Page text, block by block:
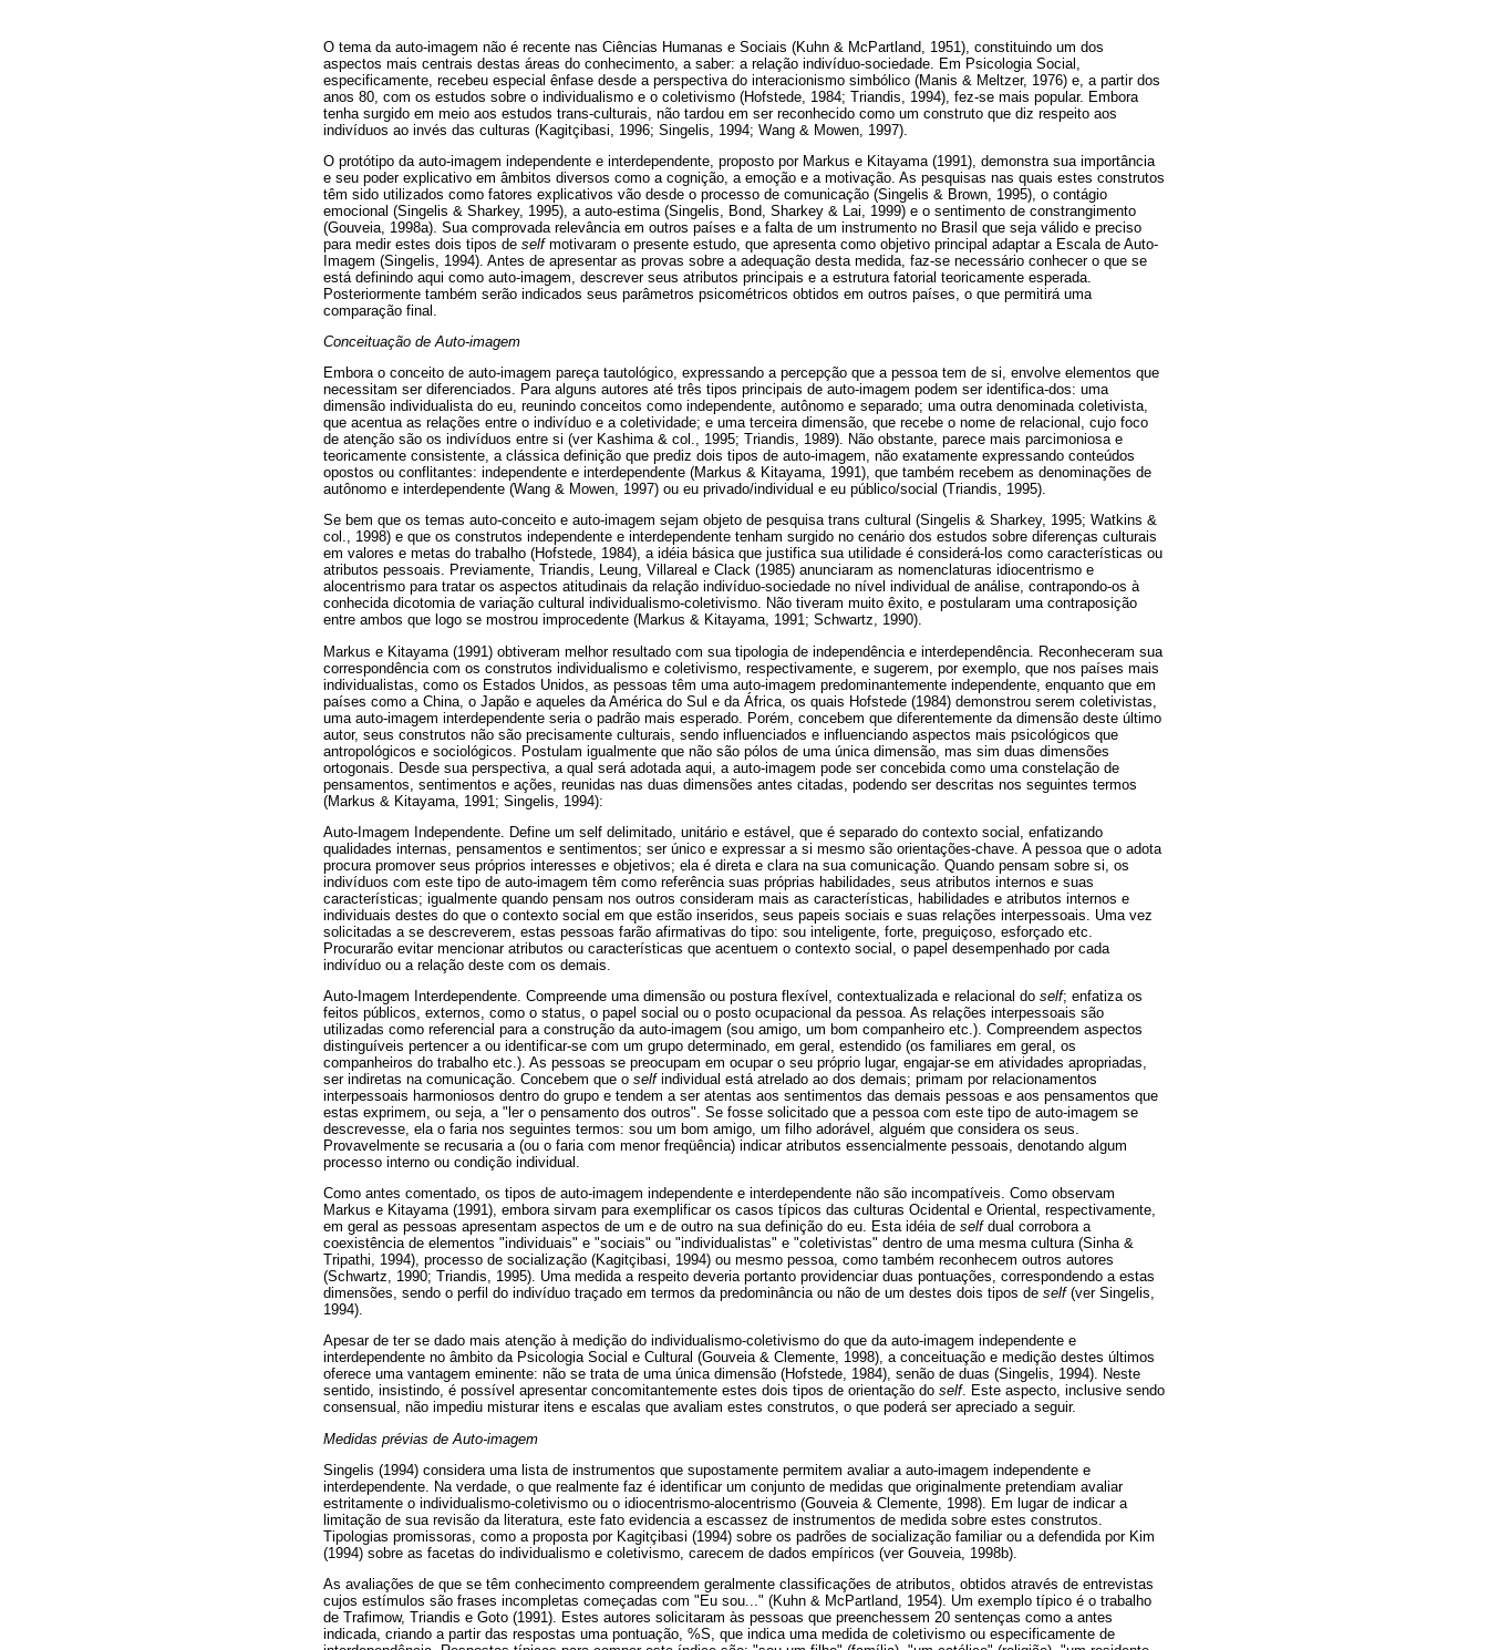
O tema da auto-imagem não é recente nas Ciências Humanas e Sociais (Kuhn & McPartland, 1951), constituindo um dos
aspectos mais centrais destas áreas do conhecimento, a saber: a relação indivíduo-sociedade. Em Psicologia Social,
especificamente, recebeu especial ênfase desde a perspectiva do interacionismo simbólico (Manis & Meltzer, 1976) e, a partir dos
anos 80, com os estudos sobre o individualismo e o coletivismo (Hofstede, 1984; Triandis, 1994), fez-se mais popular. Embora
tenha surgido em meio aos estudos trans-culturais, não tardou em ser reconhecido como um construto que diz respeito aos
indivíduos ao invés das culturas (Kagitçibasi, 1996; Singelis, 1994; Wang & Mowen, 1997).
O protótipo da auto-imagem independente e interdependente, proposto por Markus e Kitayama (1991), demonstra sua importância
e seu poder explicativo em âmbitos diversos como a cognição, a emoção e a motivação. As pesquisas nas quais estes construtos
têm sido utilizados como fatores explicativos vão desde o processo de comunicação (Singelis & Brown, 1995), o contágio
emocional (Singelis & Sharkey, 1995), a auto-estima (Singelis, Bond, Sharkey & Lai, 1999) e o sentimento de constrangimento
(Gouveia, 1998a). Sua comprovada relevância em outros países e a falta de um instrumento no Brasil que seja válido e preciso
para medir estes dois tipos de selfmotivaram o presente estudo, que apresenta como objetivo principal adaptar a Escala de Auto-
Imagem (Singelis, 1994). Antes de apresentar as provas sobre a adequação desta medida, faz-se necessário conhecer o que se
está definindo aqui como auto-imagem, descrever seus atributos principais e a estrutura fatorial teoricamente esperada.
Posteriormente também serão indicados seus parâmetros psicométricos obtidos em outros países, o que permitirá uma
comparação final.
Conceituação de Auto-imagem
Embora o conceito de auto-imagem pareça tautológico, expressando a percepção que a pessoa tem de si, envolve elementos que
necessitam ser diferenciados. Para alguns autores até três tipos principais de auto-imagem podem ser identifica-dos: uma
dimensão individualista do eu, reunindo conceitos como independente, autônomo e separado; uma outra denominada coletivista,
que acentua as relações entre o indivíduo e a coletividade; e uma terceira dimensão, que recebe o nome de relacional, cujo foco
de atenção são os indivíduos entre si (ver Kashima & col., 1995; Triandis, 1989). Não obstante, parece mais parcimoniosa e
teoricamente consistente, a clássica definição que prediz dois tipos de auto-imagem, não exatamente expressando conteúdos
opostos ou conflitantes: independente e interdependente (Markus & Kitayama, 1991), que também recebem as denominações de
autônomo e interdependente (Wang & Mowen, 1997) ou eu privado/individual e eu público/social (Triandis, 1995).
Se bem que os temas auto-conceito e auto-imagem sejam objeto de pesquisa trans cultural (Singelis & Sharkey, 1995; Watkins &
col., 1998) e que os construtos independente e interdependente tenham surgido no cenário dos estudos sobre diferenças culturais
em valores e metas do trabalho (Hofstede, 1984), a idéia básica que justifica sua utilidade é considerá-los como características ou
atributos pessoais. Previamente, Triandis, Leung, Villareal e Clack (1985) anunciaram as nomenclaturas idiocentrismo e
alocentrismo para tratar os aspectos atitudinais da relação indivíduo-sociedade no nível individual de análise, contrapondo-os à
conhecida dicotomia de variação cultural individualismo-coletivismo. Não tiveram muito êxito, e postularam uma contraposição
entre ambos que logo se mostrou improcedente (Markus & Kitayama, 1991; Schwartz, 1990).
Markus e Kitayama (1991) obtiveram melhor resultado com sua tipologia de independência e interdependência. Reconheceram sua
correspondência com os construtos individualismo e coletivismo, respectivamente, e sugerem, por exemplo, que nos países mais
individualistas, como os Estados Unidos, as pessoas têm uma auto-imagem predominantemente independente, enquanto que em
países como a China, o Japão e aqueles da América do Sul e da África, os quais Hofstede (1984) demonstrou serem coletivistas,
uma auto-imagem interdependente seria o padrão mais esperado. Porém, concebem que diferentemente da dimensão deste último
autor, seus construtos não são precisamente culturais, sendo influenciados e influenciando aspectos mais psicológicos que
antropológicos e sociológicos. Postulam igualmente que não são pólos de uma única dimensão, mas sim duas dimensões
ortogonais. Desde sua perspectiva, a qual será adotada aqui, a auto-imagem pode ser concebida como uma constelação de
pensamentos, sentimentos e ações, reunidas nas duas dimensões antes citadas, podendo ser descritas nos seguintes termos
(Markus & Kitayama, 1991; Singelis, 1994):
Auto-Imagem Independente. Define um self delimitado, unitário e estável, que é separado do contexto social, enfatizando
qualidades internas, pensamentos e sentimentos; ser único e expressar a si mesmo são orientações-chave. A pessoa que o adota
procura promover seus próprios interesses e objetivos; ela é direta e clara na sua comunicação. Quando pensam sobre si, os
indivíduos com este tipo de auto-imagem têm como referência suas próprias habilidades, seus atributos internos e suas
características; igualmente quando pensam nos outros consideram mais as características, habilidades e atributos internos e
individuais destes do que o contexto social em que estão inseridos, seus papeis sociais e suas relações interpessoais. Uma vez
solicitadas a se descreverem, estas pessoas farão afirmativas do tipo: sou inteligente, forte, preguiçoso, esforçado etc.
Procurarão evitar mencionar atributos ou características que acentuem o contexto social, o papel desempenhado por cada
indivíduo ou a relação deste com os demais.
Auto-Imagem Interdependente. Compreende uma dimensão ou postura flexível, contextualizada e relacional do self; enfatiza os
feitos públicos, externos, como o status, o papel social ou o posto ocupacional da pessoa. As relações interpessoais são
utilizadas como referencial para a construção da auto-imagem (sou amigo, um bom companheiro etc.). Compreendem aspectos
distinguíveis pertencer a ou identificar-se com um grupo determinado, em geral, estendido (os familiares em geral, os
companheiros do trabalho etc.). As pessoas se preocupam em ocupar o seu próprio lugar, engajar-se em atividades apropriadas,
ser indiretas na comunicação. Concebem que o selfindividual está atrelado ao dos demais; primam por relacionamentos
interpessoais harmoniosos dentro do grupo e tendem a ser atentas aos sentimentos das demais pessoas e aos pensamentos que
estas exprimem, ou seja, a "ler o pensamento dos outros". Se fosse solicitado que a pessoa com este tipo de auto-imagem se
descrevesse, ela o faria nos seguintes termos: sou um bom amigo, um filho adorável, alguém que considera os seus.
Provavelmente se recusaria a (ou o faria com menor freqüência) indicar atributos essencialmente pessoais, denotando algum
processo interno ou condição individual.
Como antes comentado, os tipos de auto-imagem independente e interdependente não são incompatíveis. Como observam
Markus e Kitayama (1991), embora sirvam para exemplificar os casos típicos das culturas Ocidental e Oriental, respectivamente,
em geral as pessoas apresentam aspectos de um e de outro na sua definição do eu. Esta idéia de selfdual corrobora a
coexistência de elementos "individuais" e "sociais" ou "individualistas" e "coletivistas" dentro de uma mesma cultura (Sinha &
Tripathi, 1994), processo de socialização (Kagitçibasi, 1994) ou mesmo pessoa, como também reconhecem outros autores
(Schwartz, 1990; Triandis, 1995). Uma medida a respeito deveria portanto providenciar duas pontuações, correspondendo a estas
dimensões, sendo o perfil do indivíduo traçado em termos da predominância ou não de um destes dois tipos de self(ver Singelis,
1994).
Apesar de ter se dado mais atenção à medição do individualismo-coletivismo do que da auto-imagem independente e
interdependente no âmbito da Psicologia Social e Cultural (Gouveia & Clemente, 1998), a conceituação e medição destes últimos
oferece uma vantagem eminente: não se trata de uma única dimensão (Hofstede, 1984), senão de duas (Singelis, 1994). Neste
sentido, insistindo, é possível apresentar concomitantemente estes dois tipos de orientação do self. Este aspecto, inclusive sendo
consensual, não impediu misturar itens e escalas que avaliam estes construtos, o que poderá ser apreciado a seguir.
Medidas prévias de Auto-imagem
Singelis (1994) considera uma lista de instrumentos que supostamente permitem avaliar a auto-imagem independente e
interdependente. Na verdade, o que realmente faz é identificar um conjunto de medidas que originalmente pretendiam avaliar
estritamente o individualismo-coletivismo ou o idiocentrismo-alocentrismo (Gouveia & Clemente, 1998). Em lugar de indicar a
limitação de sua revisão da literatura, este fato evidencia a escassez de instrumentos de medida sobre estes construtos.
Tipologias promissoras, como a proposta por Kagitçibasi (1994) sobre os padrões de socialização familiar ou a defendida por Kim
(1994) sobre as facetas do individualismo e coletivismo, carecem de dados empíricos (ver Gouveia, 1998b).
As avaliações de que se têm conhecimento compreendem geralmente classificações de atributos, obtidos através de entrevistas
cujos estímulos são frases incompletas começadas com "Eu sou..." (Kuhn & McPartland, 1954). Um exemplo típico é o trabalho
de Trafimow, Triandis e Goto (1991). Estes autores solicitaram às pessoas que preenchessem 20 sentenças como a antes
indicada, criando a partir das respostas uma pontuação, %S, que indica uma medida de coletivismo ou especificamente de